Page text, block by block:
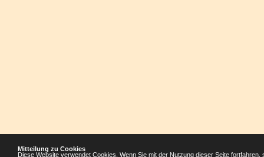
Mitteilung zu Cookies
Diese Website verwendet Cookies. Wenn Sie mit der Nutzung dieser Seite